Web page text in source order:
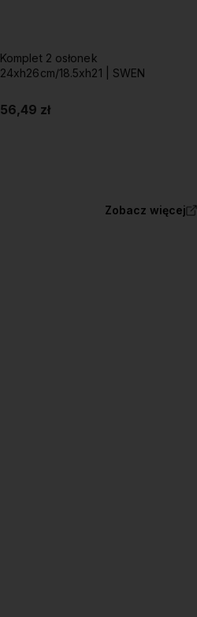
Komplet 2 osłonek
24xh26cm/18.5xh21 | SWEN
56,49 zł
Zobacz więcej